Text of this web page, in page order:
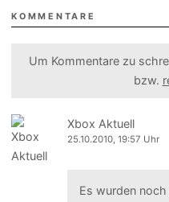
KOMMENTARE
Um Kommentare zu
bzw.
Xbox Aktuell
25.10.2010, 19:57 Uhr
Es wurden